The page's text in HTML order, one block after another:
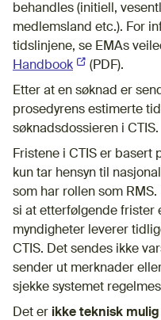
behandles (initiell,
medlemsland etc.). For
tidslinjene, se EMAs
Handbook (Ekstern lenke)
(PDF).
Etter at en søknad er
prosedyrens estimerte
søknadsdossieren i CTIS.
Fristene i CTIS er basert
kun tar hensyn til
som har rollen som
si at etterfølgende frister
myndigheter leverer
CTIS. Det sendes ikke
sender ut merknader
sjekke systemet
Det er ikke teknisk